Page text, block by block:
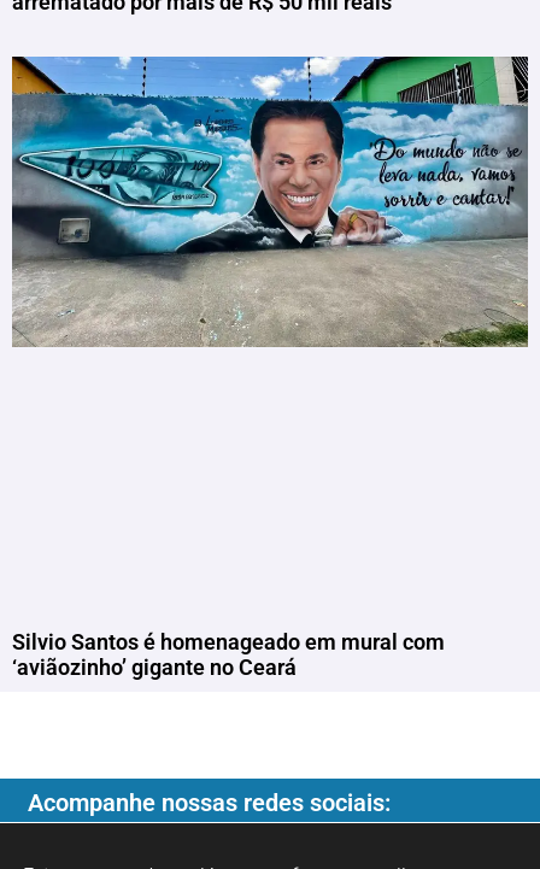
Silvio Santos é homenageado em mural com
‘aviãozinho’ gigante no Ceará
Acompanhe nossas redes sociais: